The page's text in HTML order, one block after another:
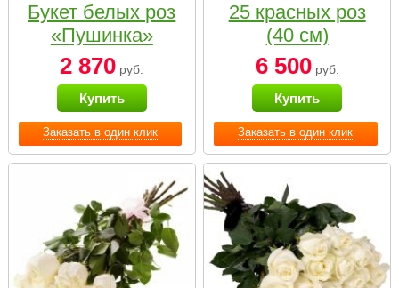
Заказать в один клик
Букет белых роз
«Пушинка»
2 870 руб.
Купить
Заказать в один клик
25 красных роз
(40 см)
6 500руб.
Купить